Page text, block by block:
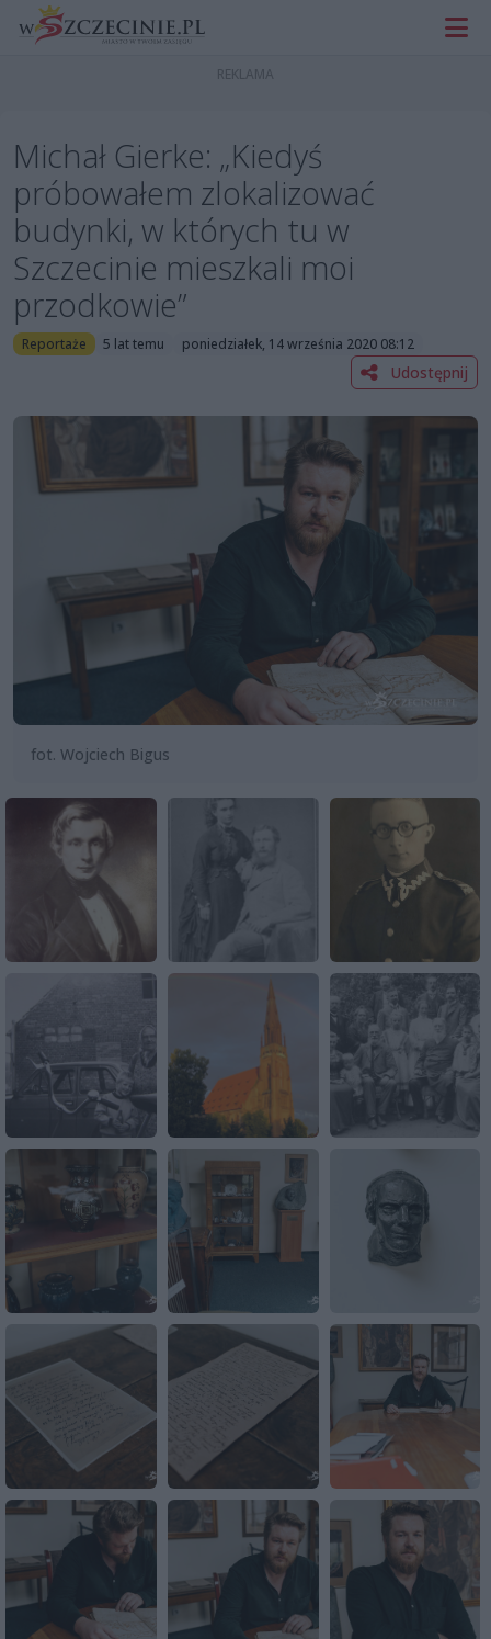
Michał Gierke: „Kiedyś
próbowałem zlokalizować
budynki, w których tu w
Szczecinie mieszkali moi
przodkowie”
Reportaże 5 lat temu poniedziałek, 14 września 2020 08:12
Udostępnij
fot. Wojciech Bigus